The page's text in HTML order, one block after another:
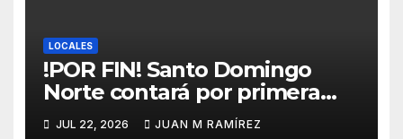
LOCALES
!POR FIN! Santo Domingo
Norte contará por primera
vez con un mercado
JUL 22, 2026 JUAN M RAMÍREZ